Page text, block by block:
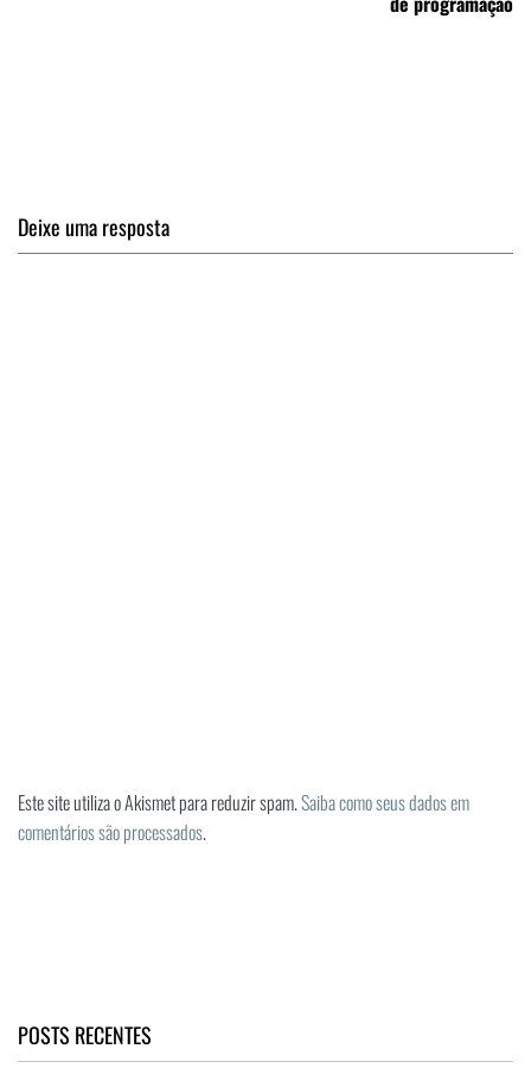
Deixe uma resposta
Este site utiliza o Akismet para reduzir spam.Saiba como seus dados em
comentários são processados.
POSTS RECENTES